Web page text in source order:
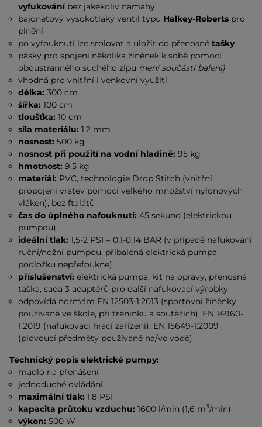
vyfukováníbez jakékoliv námahy
bajonetový vysokotlaký ventil typu Halkey-Roberts pro
plnění
po vyfouknutí lze srolovat a uložit do přenosnétašky
pásky pro spojení několika žíněnek k sobě pomocí
oboustranného suchého zipu (není součástí balení)
vhodná pro vnitřní i venkovní využití
délka: 300 cm
šířka: 100 cm
tloušťka:10 cm
síla materiálu:1,2 mm
nosnost: 500 kg
nosnost při použití na vodní hladině:95 kg
hmotnost:9,5 kg
materiál: PVC, technologie Drop Stitch (vnitřní
propojení vrstev pomocí velkého množství nylonových
vláken), bez ftalátů
čas do úplného nafouknutí: 45 sekund (elektrickou
pumpou)
ideální tlak: 1,5-2 PSI = 0,1-0,14 BAR (v případě nafukování
ruční/nožní pumpou, přibalená elektrická pumpa
podložku nepřefoukne)
příslušenství:elektrická pumpa, kit na opravy, přenosná
taška, sada 3 adaptérů pro další nafukovací výrobky
odpovídá normám EN 12503-1:2013 (sportovní žíněnky
používané ve škole, při tréninku a soutěžích), EN 14960-
1:2019 (nafukovací hrací zařízení), EN 15649-1:2009
(plovoucí předměty používané na/ve vodě)
Technický popis elektrické pumpy:
madlo na přenášení
jednoduché ovládání
maximální tlak:1,8 PSI
kapacita průtoku vzduchu: 1600 l/min (1,6 m3/min)
výkon:500 W